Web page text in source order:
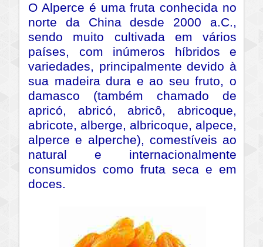
O Alperce é uma fruta conhecida no
norte da China desde 2000 a.C.,
sendo muito cultivada em vários
países, com inúmeros híbridos e
variedades, principalmente devido à
sua madeira dura e ao seu fruto, o
damasco (também chamado de
apricó, abricó, abricô, abricoque,
abricote, alberge, albricoque, alpece,
alperce e alperche), comestíveis ao
natural e internacionalmente
consumidos como fruta seca e em
doces.